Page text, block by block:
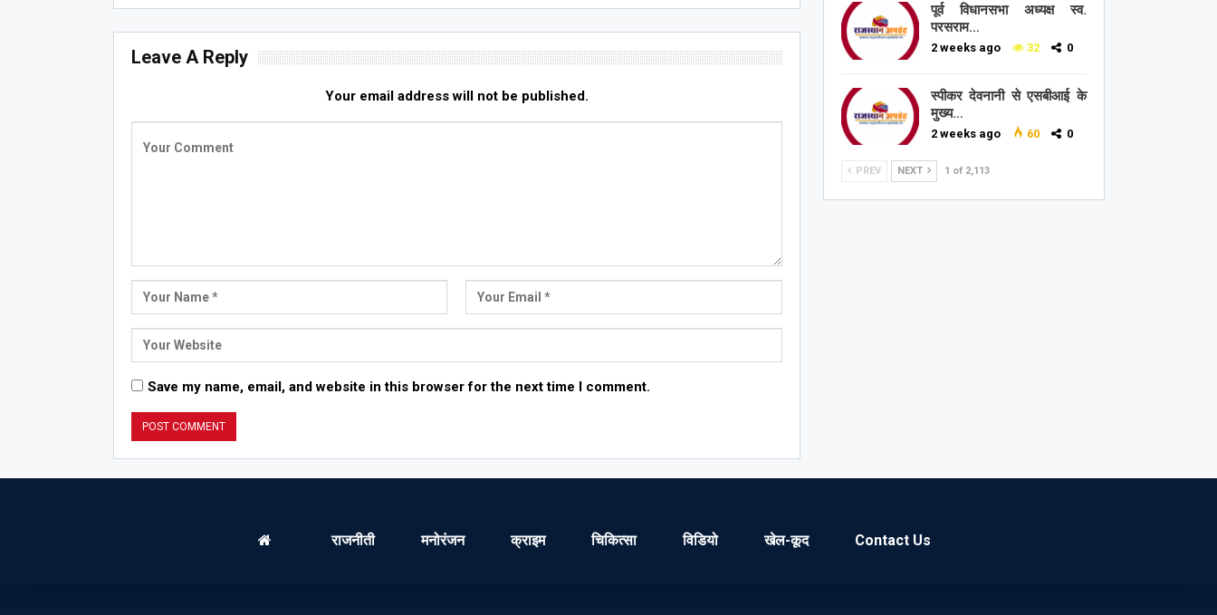
Leave A Reply
Your email address will not be published.
Save my name, email, and website in this browser for the next time I comment.
पूर्व विधानसभा अध्यक्ष स्व.
परसराम…
2 weeks ago 32 0
स्पीकर देवनानी से एसबीआई के
मुख्य…
2 weeks ago 60 0
PREV NEXT 1 of 2,113
राजनीती मनोरंजन क्राइम चिकित्सा विडियो खेल-कूद Contact Us